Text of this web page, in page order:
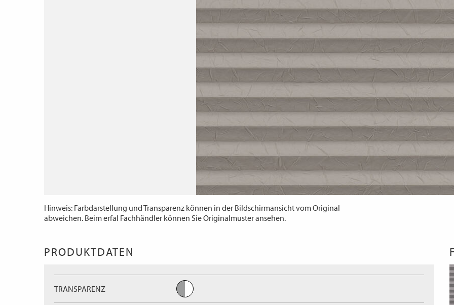
Hinweis: Farbdarstellung und Transparenz können in der Bildschirmansicht vom Original
abweichen. Beim erfal Fachhändler können Sie Originalmuster ansehen.
PRODUKTDATEN
TRANSPARENZ